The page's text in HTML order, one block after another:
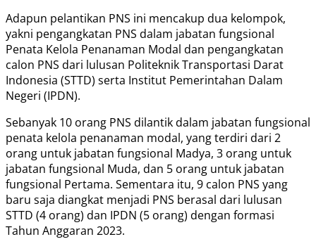
Adapun pelantikan PNS ini mencakup dua kelompok,
yakni pengangkatan PNS dalam jabatan fungsional
Penata Kelola Penanaman Modal dan pengangkatan
calon PNS dari lulusan Politeknik Transportasi Darat
Indonesia (STTD) serta Institut Pemerintahan Dalam
Negeri (IPDN).
Sebanyak 10 orang PNS dilantik dalam jabatan fungsional
penata kelola penanaman modal, yang terdiri dari 2
orang untuk jabatan fungsional Madya, 3 orang untuk
jabatan fungsional Muda, dan 5 orang untuk jabatan
fungsional Pertama. Sementara itu, 9 calon PNS yang
baru saja diangkat menjadi PNS berasal dari lulusan
STTD (4 orang) dan IPDN (5 orang) dengan formasi
Tahun Anggaran 2023.